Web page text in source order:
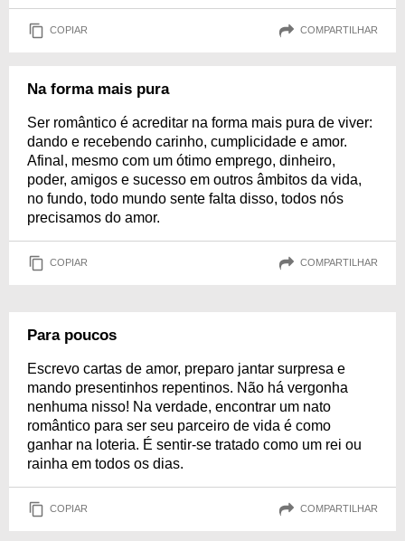
COPIAR COMPARTILHAR
Na forma mais pura
Ser romântico é acreditar na forma mais pura de viver:
dando e recebendo carinho, cumplicidade e amor.
Afinal, mesmo com um ótimo emprego, dinheiro,
poder, amigos e sucesso em outros âmbitos da vida,
no fundo, todo mundo sente falta disso, todos nós
precisamos do amor.
COPIAR COMPARTILHAR
Para poucos
Escrevo cartas de amor, preparo jantar surpresa e
mando presentinhos repentinos. Não há vergonha
nenhuma nisso! Na verdade, encontrar um nato
romântico para ser seu parceiro de vida é como
ganhar na loteria. É sentir-se tratado como um rei ou
rainha em todos os dias.
COPIAR COMPARTILHAR